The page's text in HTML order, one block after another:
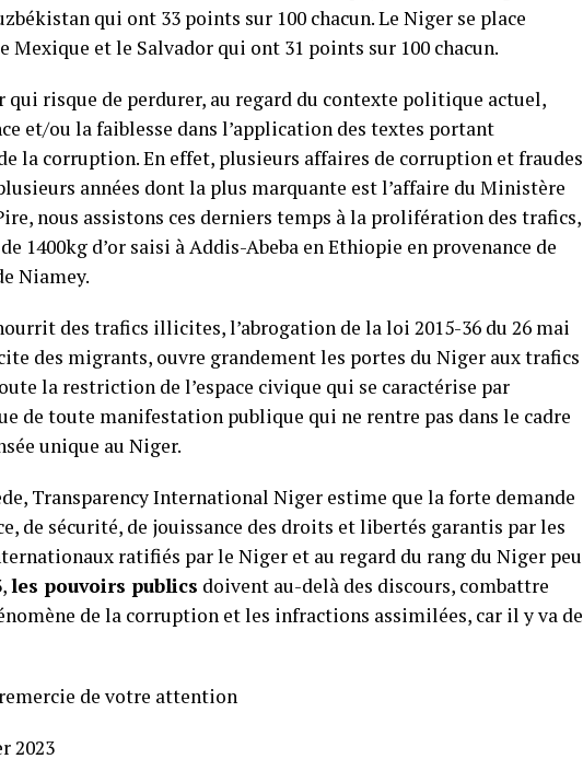
qui ont 33 points sur 100 chacun. Le Niger se place
Mexique et le Salvador qui ont 31 points sur 100 chacun.
risque de perdurer, au regard du contexte politique actuel,
et/ou la faiblesse dans l’application des textes portant
la corruption. En effet, plusieurs affaires de corruption et fraudes
années dont la plus marquante est l’affaire du Ministère
nous assistons ces derniers temps à la prolifération des trafics,
1400kg d’or saisi à Addis-Abeba en Ethiopie en provenance de
Niamey.
des trafics illicites, l’abrogation de la loi 2015-36 du 26 mai
des migrants, ouvre grandement les portes du Niger aux trafics
la restriction de l’espace civique qui se caractérise par
de toute manifestation publique qui ne rentre pas dans le cadre
unique au Niger.
Transparency International Niger estime que la forte demande
de sécurité, de jouissance des droits et libertés garantis par les
ratifiés par le Niger et au regard du rang du Niger peu
les pouvoirs publics doivent au-delà des discours, combattre
de la corruption et les infractions assimilées, car il y va de
de votre attention
2023